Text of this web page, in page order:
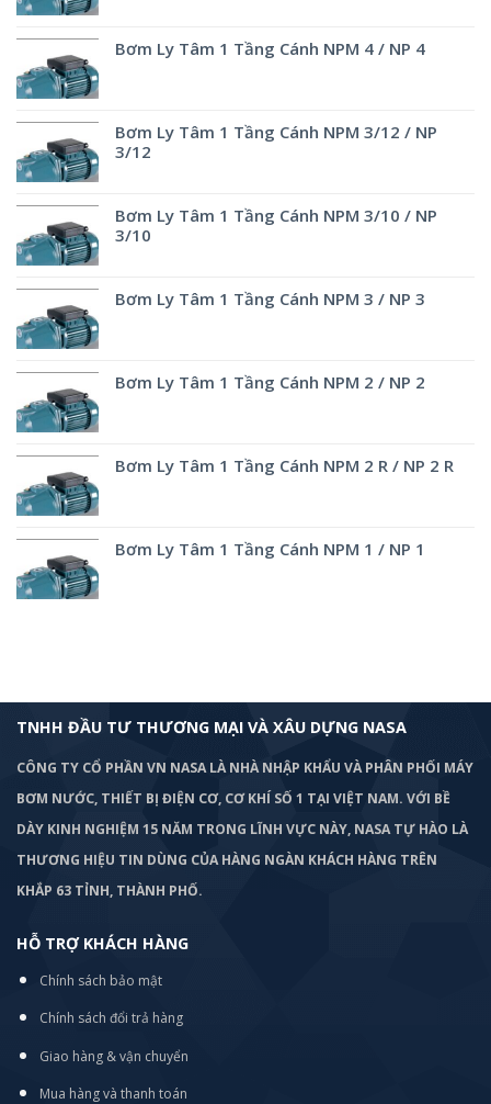
Bơm Ly Tâm 1 Tầng Cánh NPM 4 / NP 4
Bơm Ly Tâm 1 Tầng Cánh NPM 3/12 / NP
3/12
Bơm Ly Tâm 1 Tầng Cánh NPM 3/10 / NP
3/10
Bơm Ly Tâm 1 Tầng Cánh NPM 3 / NP 3
Bơm Ly Tâm 1 Tầng Cánh NPM 2 / NP 2
Bơm Ly Tâm 1 Tầng Cánh NPM 2 R / NP 2 R
Bơm Ly Tâm 1 Tầng Cánh NPM 1 / NP 1
TNHH ĐẦU TƯ THƯƠNG MẠI VÀ XÂU DỰNG NASA
CÔNG TY CỔ PHẦN VN NASA LÀ NHÀ NHẬP KHẨU VÀ PHÂN PHỐI MÁY
BƠM NƯỚC, THIẾT BỊ ĐIỆN CƠ, CƠ KHÍ SỐ 1 TẠI VIỆT NAM. VỚI BỀ
DÀY KINH NGHIỆM 15 NĂM TRONG LĨNH VỰC NÀY, NASA TỰ HÀO LÀ
THƯƠNG HIỆU TIN DÙNG CỦA HÀNG NGÀN KHÁCH HÀNG TRÊN
KHẮP 63 TỈNH, THÀNH PHỐ.
HỖ TRỢ KHÁCH HÀNG
Chính sách bảo mật
Chính sách đổi trả hàng
Giao hàng & vận chuyển
Mua hàng và thanh toán